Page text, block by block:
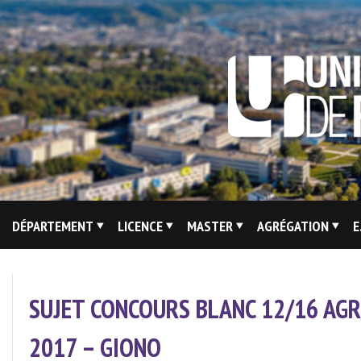
Skip
to
content
Site
Du
Département
Lettres
Modernes
DÉPARTEMENT LICENCE MASTER AGRÉGATION
SUJET CONCOURS BLANC 12/16
2017 – GIONO